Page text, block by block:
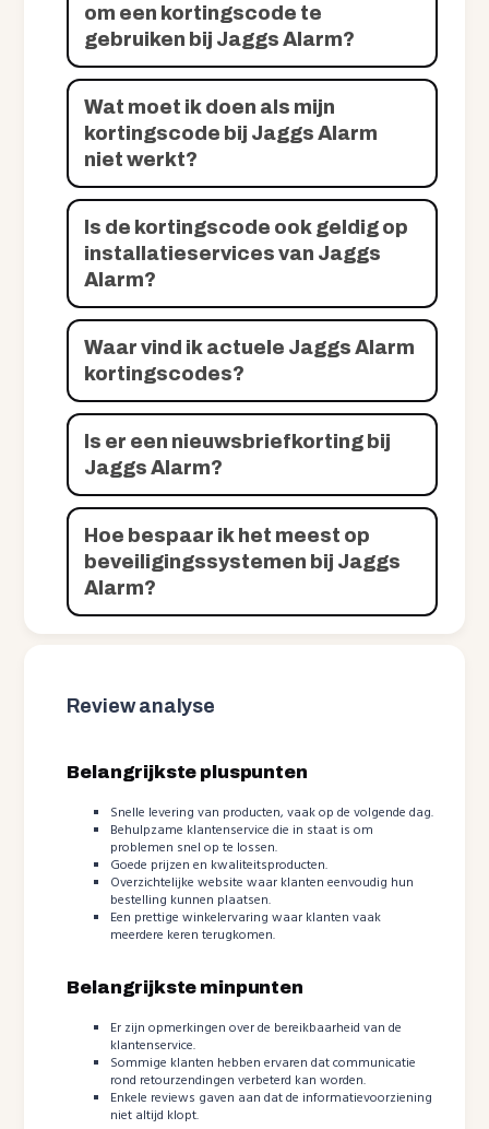
om een kortingscode te
gebruiken bij Jaggs Alarm?
Wat moet ik doen als mijn
kortingscode bij Jaggs Alarm
niet werkt?
Is de kortingscode ook geldig op
installatieservices van Jaggs
Alarm?
Waar vind ik actuele Jaggs Alarm
kortingscodes?
Is er een nieuwsbriefkorting bij
Jaggs Alarm?
Hoe bespaar ik het meest op
beveiligingssystemen bij Jaggs
Alarm?
Review analyse
Belangrijkste pluspunten
Snelle levering van producten, vaak op de volgende dag.
Behulpzame klantenservice die in staat is om
problemen snel op te lossen.
Goede prijzen en kwaliteitsproducten.
Overzichtelijke website waar klanten eenvoudig hun
bestelling kunnen plaatsen.
Een prettige winkelervaring waar klanten vaak
meerdere keren terugkomen.
Belangrijkste minpunten
Er zijn opmerkingen over de bereikbaarheid van de
klantenservice.
Sommige klanten hebben ervaren dat communicatie
rond retourzendingen verbeterd kan worden.
Enkele reviews gaven aan dat de informatievoorziening
niet altijd klopt.